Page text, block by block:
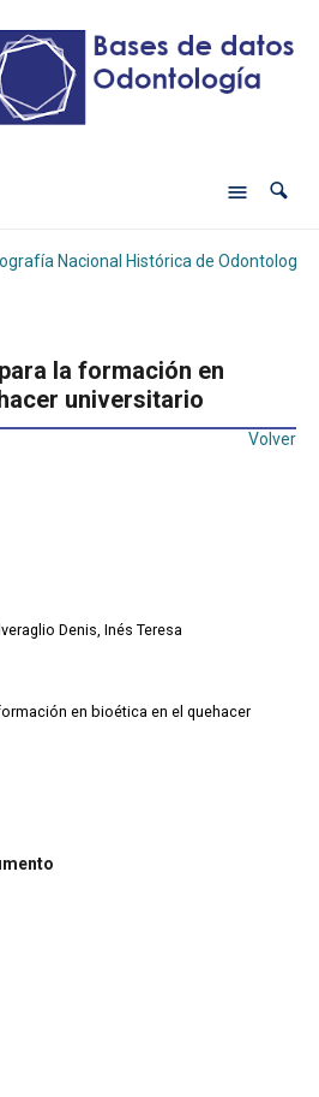
Nacional Histórica de Odontología
la formación en
universitario
Volver
Denis, Inés Teresa
en bioética en el quehacer